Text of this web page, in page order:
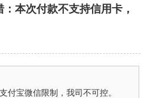
本次付款不支持信用卡，
付宝微信限制，我司不可控。